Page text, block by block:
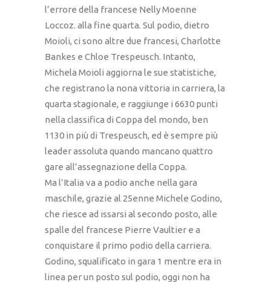
l’errore della francese Nelly Moenne
Loccoz. alla fine quarta. Sul podio, dietro
Moioli, ci sono altre due francesi, Charlotte
Bankes e Chloe Trespeusch. Intanto,
Michela Moioli aggiorna le sue statistiche,
che registrano la nona vittoria in carriera, la
quarta stagionale, e raggiunge i 6630 punti
nella classifica di Coppa del mondo, ben
1130 in più di Trespeusch, ed è sempre più
leader assoluta quando mancano quattro
gare all’assegnazione della Coppa.
Ma l’Italia va a podio anche nella gara
maschile, grazie al 25enne Michele Godino,
che riesce ad issarsi al secondo posto, alle
spalle del francese Pierre Vaultier e a
conquistare il primo podio della carriera.
Godino, squalificato in gara 1 mentre era in
linea per un posto sul podio, oggi non ha